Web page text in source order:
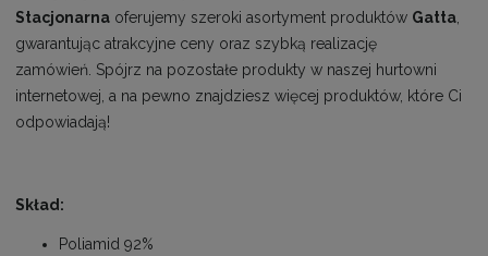
Stacjonarna oferujemy szeroki asortyment produktów Gatta,
gwarantując atrakcyjne ceny oraz szybką realizację
zamówień. Spójrz na pozostałe produkty w naszej hurtowni
internetowej, a na pewno znajdziesz więcej produktów, które Ci
odpowiadają!
Skład:
Poliamid 92%